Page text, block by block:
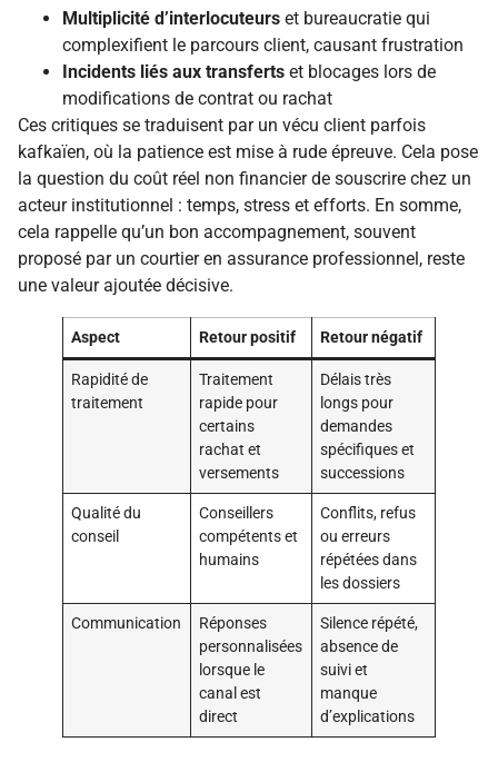
Multiplicité d’interlocuteurs et bureaucratie qui
complexifient le parcours client, causant frustration
Incidents liés aux transferts et blocages lors de
modifications de contrat ou rachat
Ces critiques se traduisent par un vécu client parfois
kafkaïen, où la patience est mise à rude épreuve. Cela pose
la question du coût réel non financier de souscrire chez un
acteur institutionnel : temps, stress et efforts. En somme,
cela rappelle qu’un bon accompagnement, souvent
proposé par un courtier en assurance professionnel, reste
une valeur ajoutée décisive.
Aspect Retour positif Retour négatif
Rapidité de
traitement
Traitement
rapide pour
certains
rachat et
versements
Délais très
longs pour
demandes
spécifiques et
successions
Qualité du
conseil
Conseillers
compétents et
humains
Conflits, refus
ou erreurs
répétées dans
les dossiers
Communication
Réponses
personnalisées
lorsque le
canal est
direct
Silence répété,
absence de
suivi et
manque
d’explications